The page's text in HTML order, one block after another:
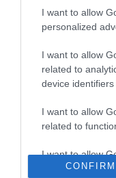
I want to allow
personalized
I want to allow
related to
device
I want to allow
related to
I want to allow
related toCONFIRM
31.07.2026
Τεχνητή
δεν είναι απλώς
νέα τεχνολογία,
επανάσταση»
31.07.2026
Νέος οδηγός του
για τη
των ελληνικών
επιχειρήσεων στον
χώρο της άμυνας